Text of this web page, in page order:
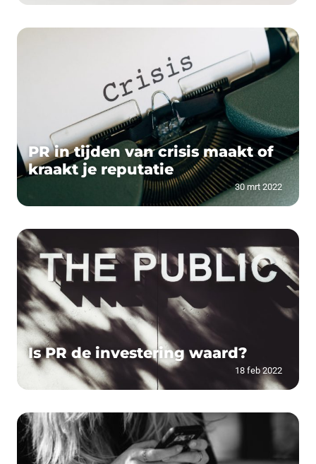
PR in tijden van crisis maakt of
kraakt je reputatie
30 mrt 2022
Is PR de investering waard?
18 feb 2022